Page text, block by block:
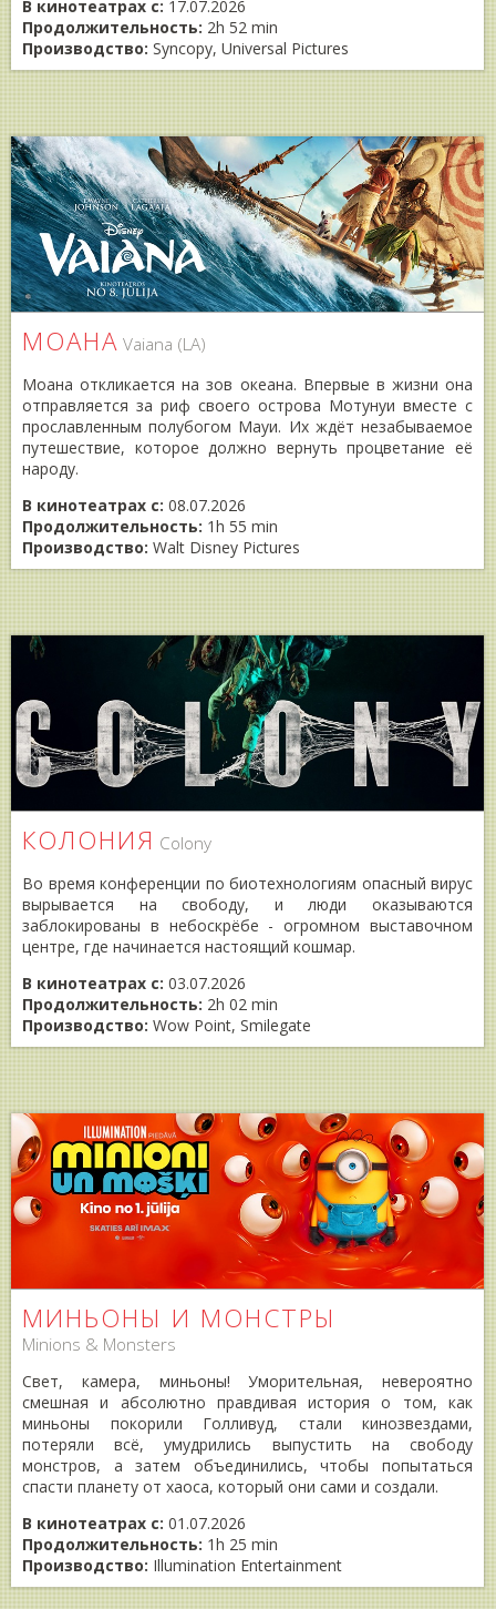
В кинотеатрах с: 17.07.2026
Продолжительность: 2h 52 min
Производство: Syncopy, Universal Pictures
МОАНА Vaiana (LA)
Моана откликается на зов океана. Впервые в жизни она
отправляется за риф своего острова Мотунуи вместе с
прославленным полубогом Мауи. Их ждёт незабываемое
путешествие, которое должно вернуть процветание её
народу.
В кинотеатрах с: 08.07.2026
Продолжительность: 1h 55 min
Производство: Walt Disney Pictures
КОЛОНИЯ Colony
Во время конференции по биотехнологиям опасный вирус
вырывается на свободу, и люди оказываются
заблокированы в небоскрёбе - огромном выставочном
центре, где начинается настоящий кошмар.
В кинотеатрах с: 03.07.2026
Продолжительность: 2h 02 min
Производство: Wow Point, Smilegate
МИНЬОНЫ И МОНСТРЫ
Minions & Monsters
Свет, камера, миньоны! Уморительная, невероятно
смешная и абсолютно правдивая история о том, как
миньоны покорили Голливуд, стали кинозвездами,
потеряли всё, умудрились выпустить на свободу
монстров, а затем объединились, чтобы попытаться
спасти планету от хаоса, который они сами и создали.
В кинотеатрах с: 01.07.2026
Продолжительность: 1h 25 min
Производство: Illumination Entertainment